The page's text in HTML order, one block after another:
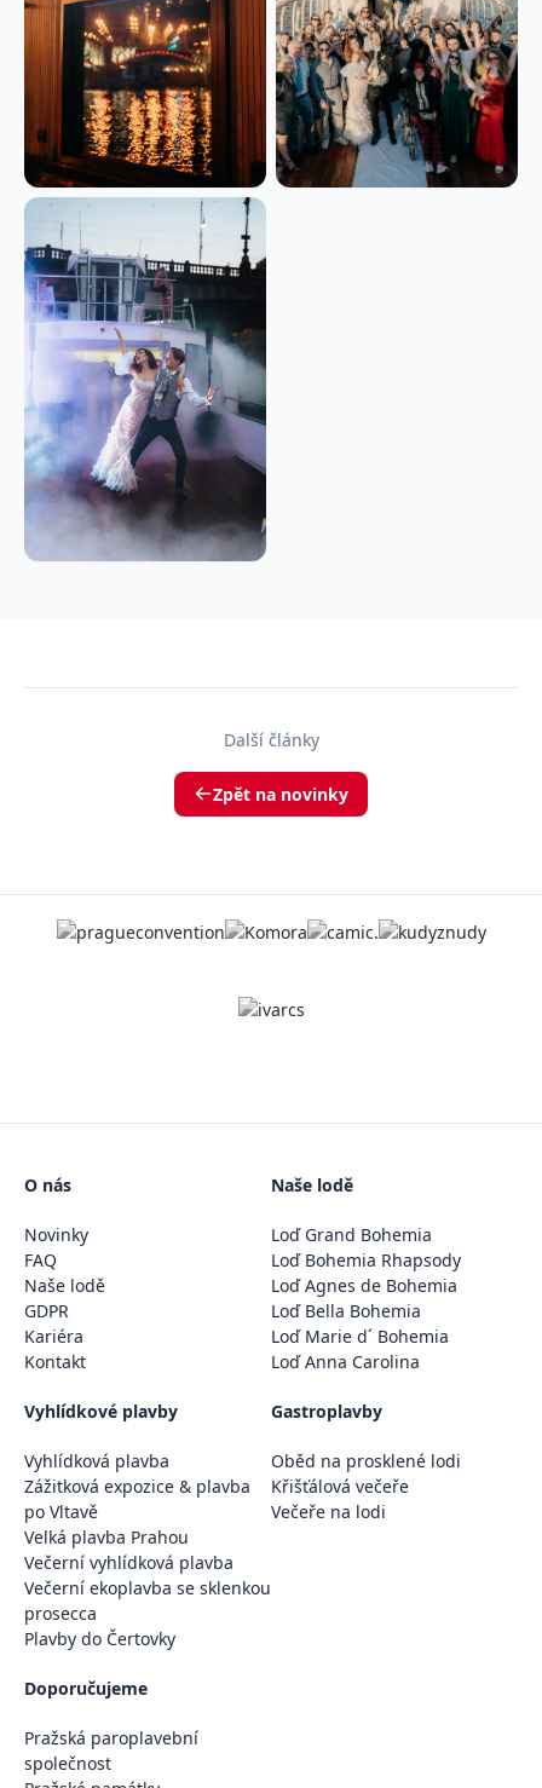
Další články
Zpět na novinky
O nás
Novinky
FAQ
Naše lodě
GDPR
Kariéra
Kontakt
Naše lodě
Loď Grand Bohemia
Loď Bohemia Rhapsody
Loď Agnes de Bohemia
Loď Bella Bohemia
Loď Marie d´ Bohemia
Loď Anna Carolina
Vyhlídkové plavby
Vyhlídková plavba
Zážitková expozice & plavba
po Vltavě
Velká plavba Prahou
Večerní vyhlídková plavba
Večerní ekoplavba se sklenkou
prosecca
Plavby do Čertovky
Gastroplavby
Oběd na prosklené lodi
Křišťálová večeře
Večeře na lodi
Doporučujeme
Pražská paroplavební
společnost